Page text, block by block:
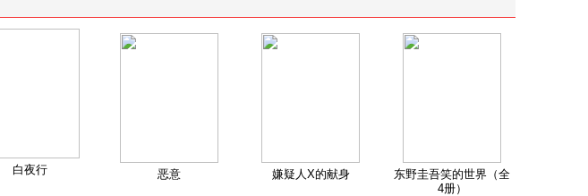
白夜行 恶意 嫌疑人X的献身
东野圭吾笑的世界（全
4册）